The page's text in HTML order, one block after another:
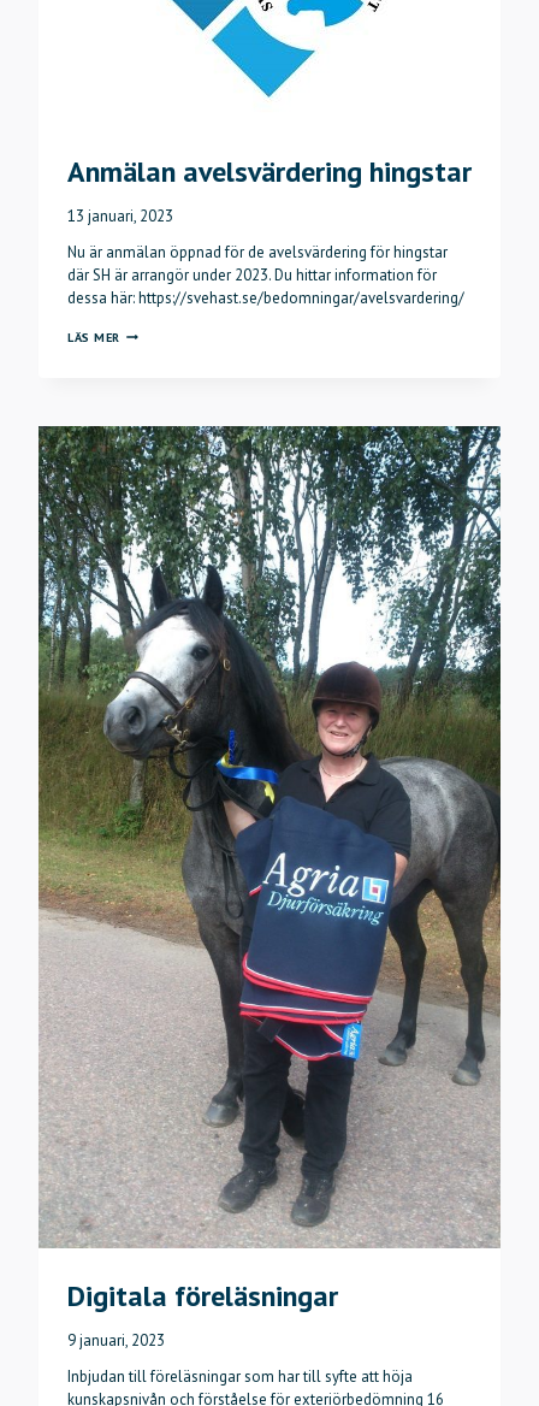
Anmälan avelsvärdering hingstar
13 januari, 2023
Nu är anmälan öppnad för de avelsvärdering för hingstar
där SH är arrangör under 2023. Du hittar information för
dessa här: https://svehast.se/bedomningar/avelsvardering/
LÄS MER ANMÄLAN
Digitala föreläsningar
9 januari, 2023
Inbjudan till föreläsningar som har till syfte att höja
kunskapsnivån och förståelse för exteriörbedömning 16